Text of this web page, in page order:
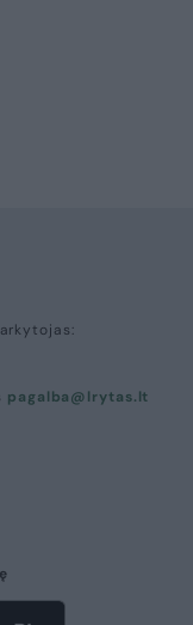
pagalba@lrytas.lt